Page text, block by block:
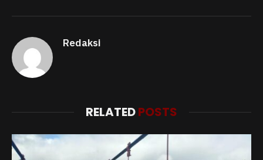
Redaksi
RELATEDPOSTS